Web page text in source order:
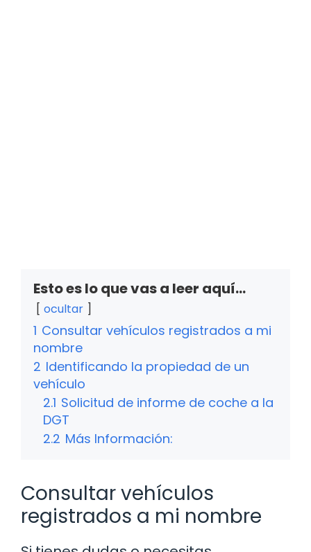
Esto es lo que vas a leer aquí...
ocultar
1 Consultar vehículos registrados a mi
nombre
2 Identificando la propiedad de un
vehículo
2.1 Solicitud de informe de coche a la
DGT
2.2 Más Información:
Consultar vehículos
registrados a mi nombre